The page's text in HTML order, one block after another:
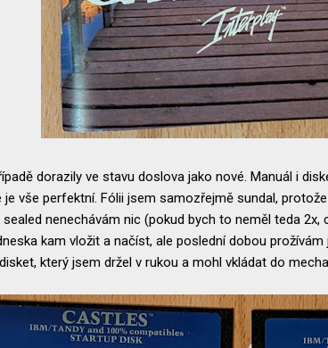
dorazily ve stavu doslova jako nové. Manuál i
je vše perfektní. Fólii jsem samozřejmě sundal,
nenechávám nic (pokud bych to neměl teda
kam vložit a načíst, ale poslední dobou
který jsem držel v rukou a mohl vkládat do